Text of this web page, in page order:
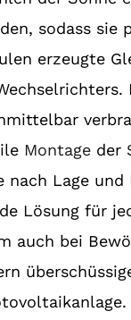
sodass
erzeugte
Montage der
nach Lage
Lösung für
auch bei